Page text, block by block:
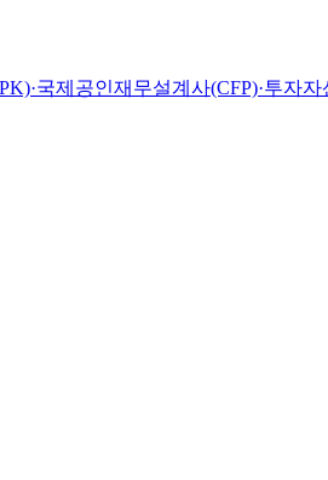
국제공인재무설계사(CFP)·투자자